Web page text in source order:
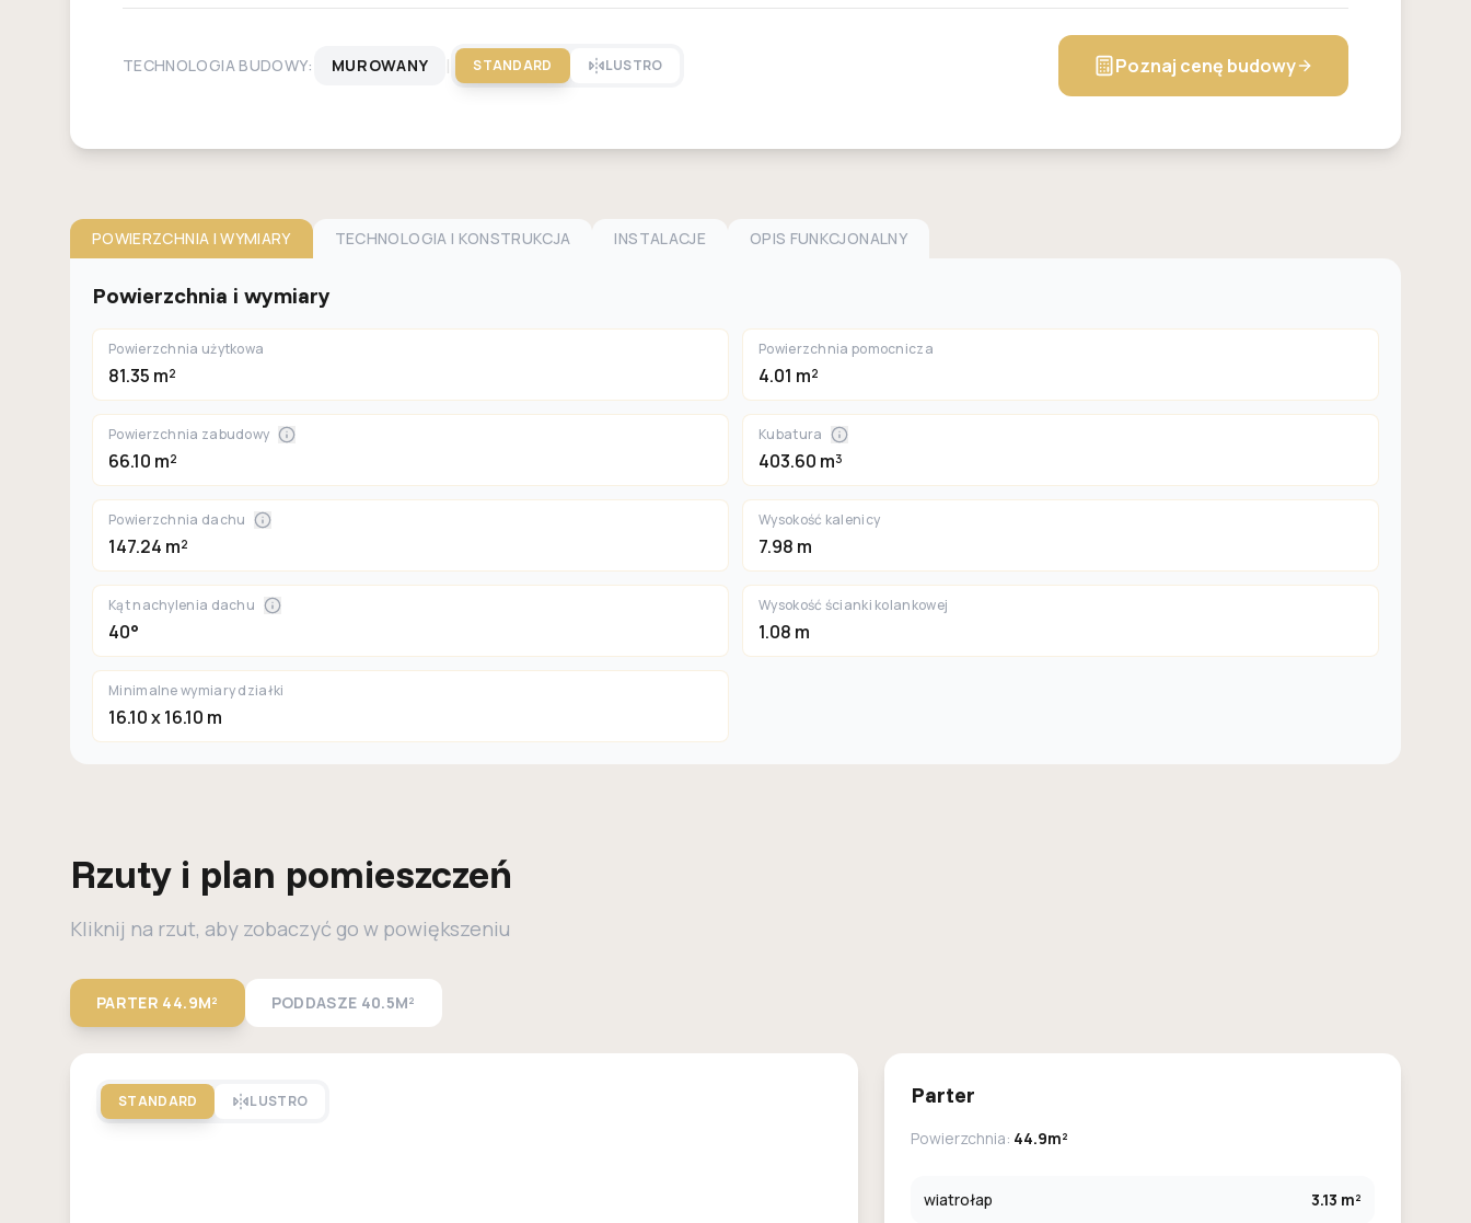
TECHNOLOGIA BUDOWY: MUROWANY | STANDARD LUSTRO Poznaj cenę budowy
POWIERZCHNIA I WYMIARY TECHNOLOGIA I KONSTRUKCJA INSTALACJE OPIS FUNKCJONALNY
Powierzchnia i wymiary
Powierzchnia użytkowa
81.35 m²
Powierzchnia pomocnicza
4.01 m²
Powierzchnia zabudowy
66.10 m²
Kubatura
403.60 m³
Powierzchnia dachu
147.24 m²
Wysokość kalenicy
7.98 m
Kąt nachylenia dachu
40°
Wysokość ścianki kolankowej
1.08 m
Minimalne wymiary działki
16.10 x 16.10 m
Rzuty i plan pomieszczeń
Kliknij na rzut, aby zobaczyć go w powiększeniu
PARTER 44.9M² PODDASZE 40.5M²
STANDARD LUSTRO Parter
Powierzchnia: 44.9m²
wiatrołap 3.13 m²